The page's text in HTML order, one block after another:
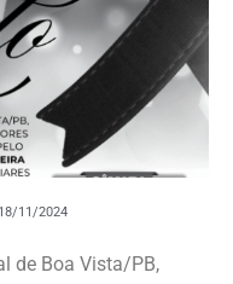
18/11/2024
de Boa Vista/PB,